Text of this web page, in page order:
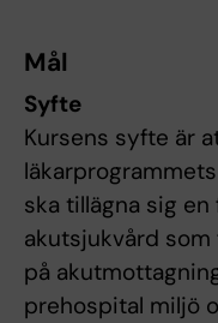
Mål
Syfte
Kursens syfte är
ska tillägna sig
akutsjukvård
på
prehospital miljö